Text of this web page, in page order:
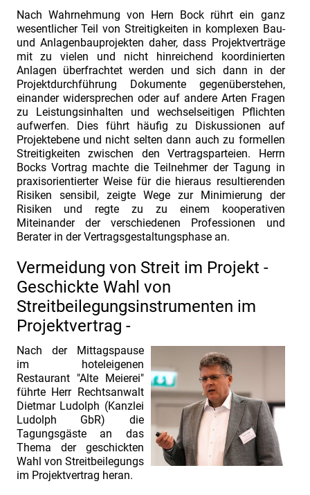
Nach Wahrnehmung von Hern Bock rührt ein ganz
wesentlicher Teil von Streitigkeiten in komplexen Bau-
und Anlagenbauprojekten daher, dass Projektverträge
mit zu vielen und nicht hinreichend koordinierten
Anlagen überfrachtet werden und sich dann in der
Projektdurchführung Dokumente gegenüberstehen,
einander widersprechen oder auf andere Arten Fragen
zu Leistungsinhalten und wechselseitigen Pflichten
aufwerfen. Dies führt häufig zu Diskussionen auf
Projektebene und nicht selten dann auch zu formellen
Streitigkeiten zwischen den Vertragsparteien. Herrn
Bocks Vortrag machte die Teilnehmer der Tagung in
praxisorientierter Weise für die hieraus resultierenden
Risiken sensibil, zeigte Wege zur Minimierung der
Risiken und regte zu zu einem kooperativen
Miteinander der verschiedenen Professionen und
Berater in der Vertragsgestaltungsphase an.
Vermeidung von Streit im Projekt -
Geschickte Wahl von
Streitbeilegungsinstrumenten im
Projektvertrag -
Nach der Mittagspause
im hoteleigenen
Restaurant "Alte Meierei"
führte Herr Rechtsanwalt
Dietmar Ludolph (Kanzlei
Ludolph GbR) die
Tagungsgäste an das
Thema der geschickten
Wahl von Streitbeilegungs
im Projektvertrag heran.